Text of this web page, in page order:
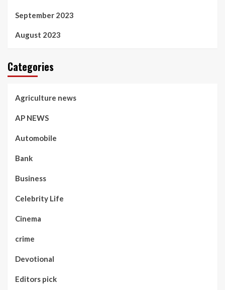
September 2023
August 2023
Categories
Agriculture news
AP NEWS
Automobile
Bank
Business
Celebrity Life
Cinema
crime
Devotional
Editors pick